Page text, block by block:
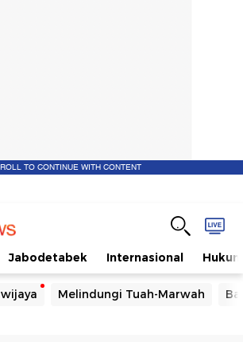
TO CONTINUE WITH CONTENT
Jabodetabek Internasional Hukum
Melindungi Tuah-Marwah